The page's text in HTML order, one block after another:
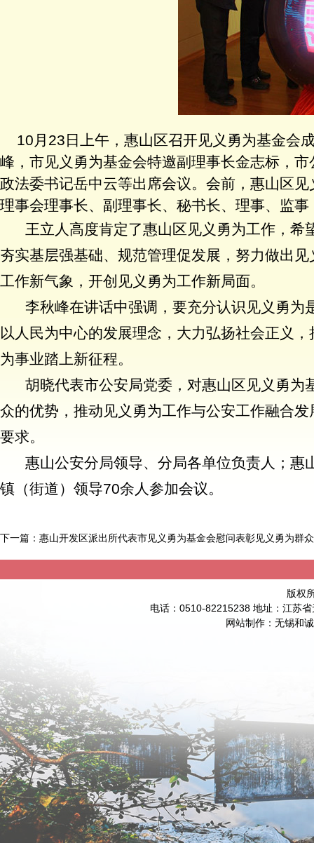
10 月 23 日上午，惠山区召开见义勇为基金会
峰，市见义勇为基金会特邀副理事长金志标，
政法委书记岳中云等出席会议。会前，惠山区
理事会理事长、副理事长、秘书长、理事、监
王立人高度肯定了惠山区见义勇为工作，
夯实基层强基础、规范管理促发展，努力做出
工作新气象，开创见义勇为工作新局面。
李秋峰在讲话中强调，要充分认识见义勇
以人民为中心的发展理念，大力弘扬社会正义
为事业踏上新征程。
胡晓代表市公安局党委，对惠山区见义勇
众的优势，推动见义勇为工作与公安工作融合
要求。
惠山公安分局领导、分局各单位负责人；
镇（街道）领导70余人参加会议。
下一篇： 惠山开发区派出所代表市见义勇为基金会慰问表彰见义勇为群众
版权
电话：0510-82215238 地址：江苏
网站制作： 无锡和